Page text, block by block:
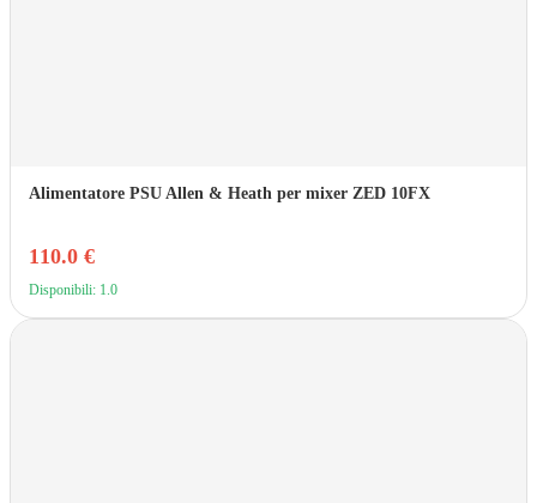
Alimentatore PSU Allen & Heath per mixer ZED 10FX
110.0 €
Disponibili: 1.0